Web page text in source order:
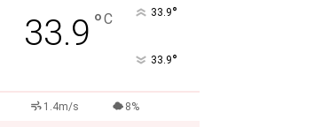
33.9 °C 33.9°
33.9°
1.4m/s 8%